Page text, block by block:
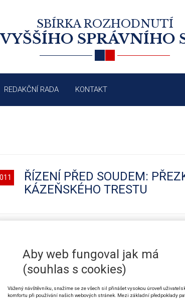
SBÍRKA ROZHODNUTÍ
SPRÁVNÍHO
REDAKČNÍ RADA KONTAKT
ŘÍZENÍ PŘED SOUDEM:
KÁZEŇSKÉHO TRESTU
soudem: přezkum rozhodnutí o uložení kázeňského
o uložení kázeňského trestu podle zákona č. 169/
tj. nejméně rozhodnutí o uložení trestů dle § 46
Nejvyššího správního soudu ze dne 24. 11. 2010, čj. 9
nálezy Ústavního soudu č. 276/2001 Sb. a č. 341/2010
Aby web fungoval jak má
(souhlas s cookies)
Vážený návštěvníku, snažíme se ze všech sil přinášet vysokou úroveň
komfortu při používání našich webových stránek. Mezi základní předpoklady